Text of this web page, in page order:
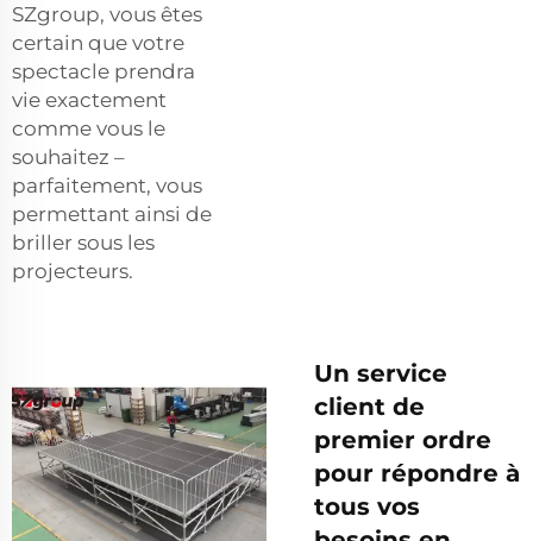
SZgroup, vous êtes
certain que votre
spectacle prendra
vie exactement
comme vous le
souhaitez –
parfaitement, vous
permettant ainsi de
briller sous les
projecteurs.
Un service
client de
premier ordre
pour répondre à
tous vos